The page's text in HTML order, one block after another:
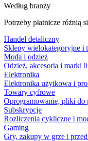
Według branży
Potrzeby płatnicze różnią
Handel detaliczny
Sklepy wielokategoryjne i
Moda i odzież
Odzież, akcesoria i marki
Elektronika
Elektronika użytkowa i
Towary cyfrowe
Oprogramowanie, pliki do
Subskrypcje
Rozliczenia cykliczne i
Gaming
Gry, zakupy w grze i